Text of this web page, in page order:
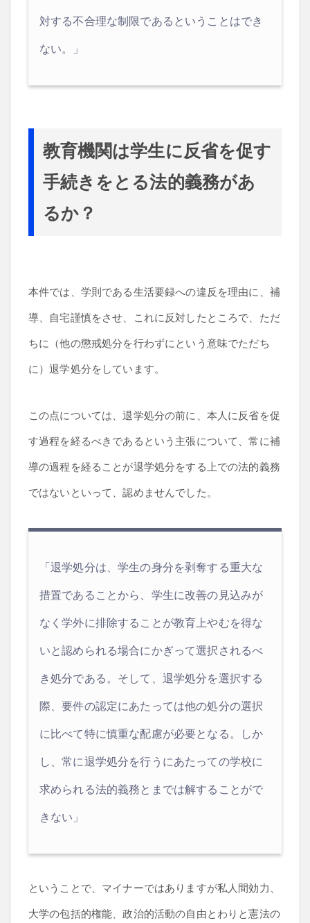
対する不合理な制限であるということはでき
ない。」
教育機関は学生に反省を促す
手続きをとる法的義務があ
るか？
本件では、学則である生活要録への違反を理由に、補
導、自宅謹慎をさせ、これに反対したところで、ただ
ちに（他の懲戒処分を行わずにという意味でただち
に）退学処分をしています。
この点については、退学処分の前に、本人に反省を促
す過程を経るべきであるという主張について、常に補
導の過程を経ることが退学処分をする上での法的義務
ではないといって、認めませんでした。
「退学処分は、学生の身分を剥奪する重大な
措置であることから、学生に改善の見込みが
なく学外に排除することが教育上やむを得な
いと認められる場合にかぎって選択されるべ
き処分である。そして、退学処分を選択する
際、要件の認定にあたっては他の処分の選択
に比べて特に慎重な配慮が必要となる。しか
し、常に退学処分を行うにあたっての学校に
求められる法的義務とまでは解することがで
きない」
ということで、マイナーではありますが私人間効力、
大学の包括的権能、政治的活動の自由とわりと憲法の